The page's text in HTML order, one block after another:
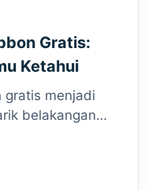
Gratis:
Ketahui
gratis menjadi
belakangan…